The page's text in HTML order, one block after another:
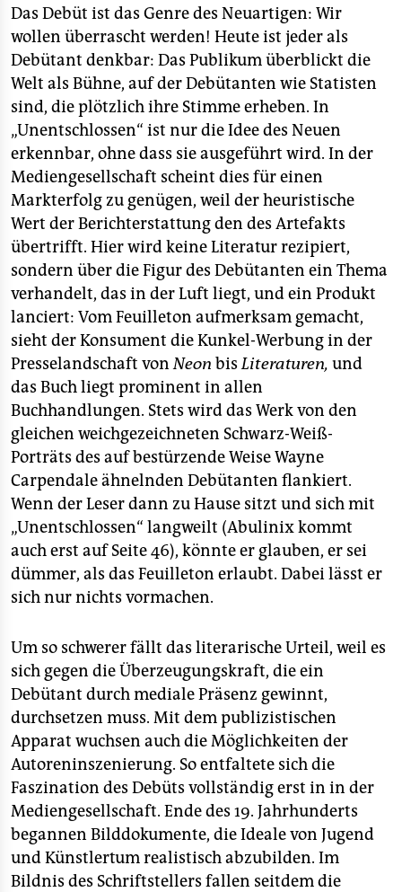
Das Debüt ist das Genre des Neuartigen: Wir
wollen überrascht werden! Heute ist jeder als
Debütant denkbar: Das Publikum überblickt die
Welt als Bühne, auf der Debütanten wie Statisten
sind, die plötzlich ihre Stimme erheben. In
„Unentschlossen“ ist nur die Idee des Neuen
erkennbar, ohne dass sie ausgeführt wird. In der
Mediengesellschaft scheint dies für einen
Markterfolg zu genügen, weil der heuristische
Wert der Berichterstattung den des Artefakts
übertrifft. Hier wird keine Literatur rezipiert,
sondern über die Figur des Debütanten ein Thema
verhandelt, das in der Luft liegt, und ein Produkt
lanciert: Vom Feuilleton aufmerksam gemacht,
sieht der Konsument die Kunkel-Werbung in der
Presselandschaft vonNeon bisLiteraturen, und
das Buch liegt prominent in allen
Buchhandlungen. Stets wird das Werk von den
gleichen weichgezeichneten Schwarz-Weiß-
Porträts des auf bestürzende Weise Wayne
Carpendale ähnelnden Debütanten flankiert.
Wenn der Leser dann zu Hause sitzt und sich mit
„Unentschlossen“ langweilt (Abulinix kommt
auch erst auf Seite 46), könnte er glauben, er sei
dümmer, als das Feuilleton erlaubt. Dabei lässt er
sich nur nichts vormachen.
Um so schwerer fällt das literarische Urteil, weil es
sich gegen die Überzeugungskraft, die ein
Debütant durch mediale Präsenz gewinnt,
durchsetzen muss. Mit dem publizistischen
Apparat wuchsen auch die Möglichkeiten der
Autoreninszenierung. So entfaltete sich die
Faszination des Debüts vollständig erst in in der
Mediengesellschaft. Ende des 19. Jahrhunderts
begannen Bilddokumente, die Ideale von Jugend
und Künstlertum realistisch abzubilden. Im
Bildnis des Schriftstellers fallen seitdem die